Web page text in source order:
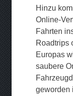
Hinzu
Online-
Fahrten
Roadtrips
Europas
saubere
geworden